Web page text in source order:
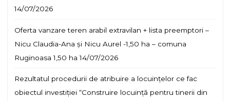
14/07/2026
Oferta vanzare teren arabil extravilan + lista preemptori –
Nicu Claudia-Ana și Nicu Aurel -1,50 ha – comuna
Ruginoasa 1,50 ha 14/07/2026
Rezultatul procedurii de atribuire a locuințelor ce fac
obiectul investiției “Construire locuință pentru tinerii din